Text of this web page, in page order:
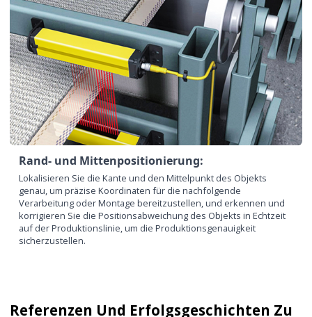
Rand- und Mittenpositionierung:
Lokalisieren Sie die Kante und den Mittelpunkt des Objekts
genau, um präzise Koordinaten für die nachfolgende
Verarbeitung oder Montage bereitzustellen, und erkennen und
korrigieren Sie die Positionsabweichung des Objekts in Echtzeit
auf der Produktionslinie, um die Produktionsgenauigkeit
sicherzustellen.
Referenzen Und Erfolgsgeschichten Zu